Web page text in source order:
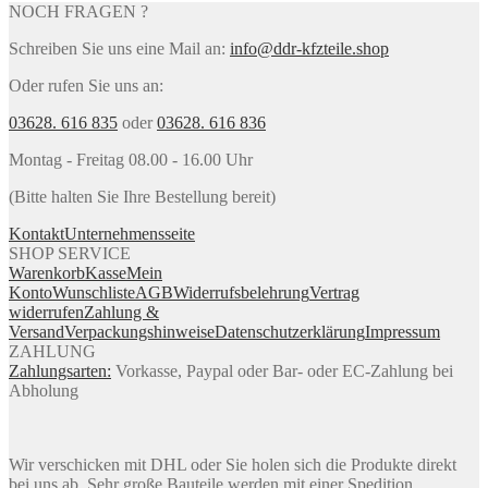
NOCH FRAGEN ?
Schreiben Sie uns eine Mail an: info@ddr-kfzteile.shop
Oder rufen Sie uns an:
03628. 616 835 oder03628. 616 836
Montag - Freitag 08.00 - 16.00 Uhr
(Bitte halten Sie Ihre Bestellung bereit)
KontaktUnternehmensseite
SHOP SERVICE
WarenkorbKasseMein
KontoWunschlisteAGBWiderrufsbelehrungVertrag
widerrufenZahlung &
VersandVerpackungshinweiseDatenschutzerklärungImpressum
ZAHLUNG
Zahlungsarten: Vorkasse, Paypal oder Bar- oder EC-Zahlung bei
Abholung
Wir verschicken mit DHL oder Sie holen sich die Produkte direkt
bei uns ab. Sehr große Bauteile werden mit einer Spedition